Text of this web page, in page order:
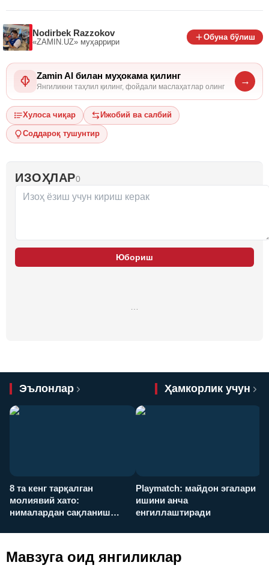
Nodirbek Razzokov
«ZAMIN.UZ» муҳаррири
Обуна бўлиш
Zamin AI билан муҳокама қилинг
Янгиликни таҳлил қилинг, фойдали маслаҳатлар олинг
→
Хулоса чиқар Ижобий ва салбий
Соддароқ тушунтир
ИЗОҲЛАР0
Юбориш
Эълонлар Ҳамкорлик учун
8 та кенг тарқалган
молиявий хато:
нималардан сақланиш
Playmatch: майдон эгалари
ишини анча
енгиллаштиради
Мавзуга оид янгиликлар